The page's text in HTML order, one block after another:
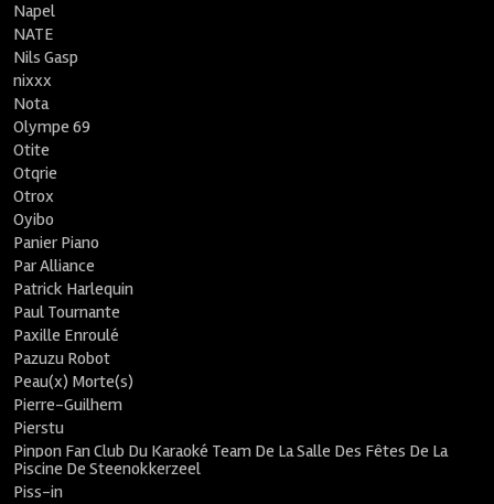
Napel
NATE
Nils Gasp
nixxx
Nota
Olympe 69
Otite
Otqrie
Otrox
Oyibo
Panier Piano
Par Alliance
Patrick Harlequin
Paul Tournante
Paxille Enroulé
Pazuzu Robot
Peau(x) Morte(s)
Pierre-Guilhem
Pierstu
Pinpon Fan Club Du Karaoké Team De La Salle Des Fêtes De La
Piscine De Steenokkerzeel
Piss-in